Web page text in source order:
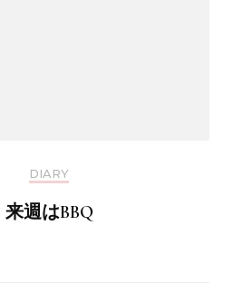
DIARY
来週はBBQ